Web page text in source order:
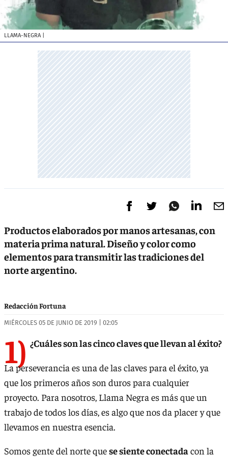
LLAMA-NEGRA|
Productos elaborados por manos artesanas, con
materia prima natural. Diseño y color como
elementos para transmitir las tradiciones del
norte argentino.
Redacción Fortuna
MIÉRCOLES 05 DE JUNIO DE 2019 | 02:05
1) ¿Cuáles son las cinco claves que llevan al éxito?
La perseverancia es una de las claves para el éxito, ya
que los primeros años son duros para cualquier
proyecto. Para nosotros, Llama Negra es más que un
trabajo de todos los días, es algo que nos da placer y que
llevamos en nuestra esencia.
Somos gente del norte quese siente conectadacon la